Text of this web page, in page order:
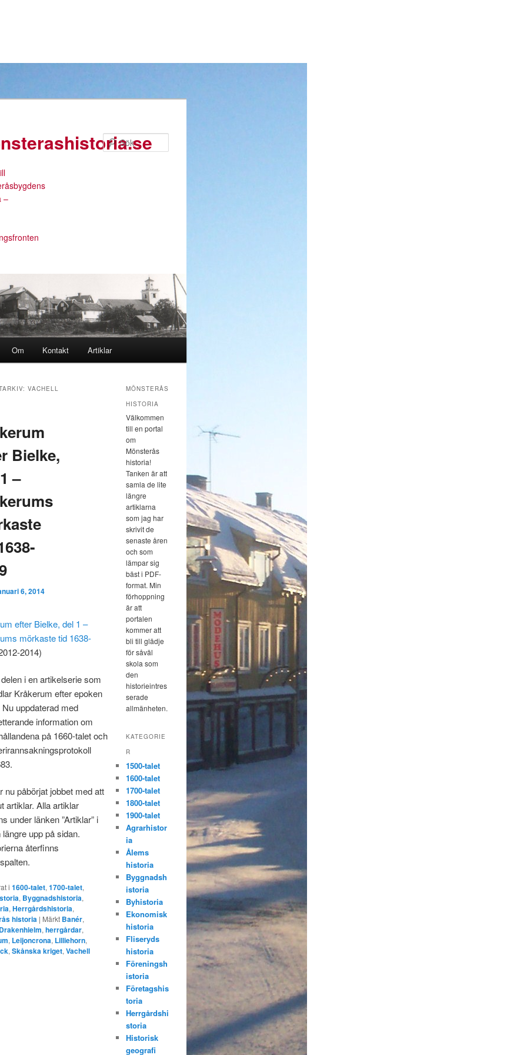
–
till huvudinnehåll
till sekundärt innehåll
Om Kontakt Artiklar
VACHELL
Bielke,
–
6, 2014
efter Bielke, del 1 –
mörkaste tid 1638-
2014)
i en artikelserie som
Kråkerum efter epoken
Nu uppdaterad med
information om
på 1660-talet och
nu påbörjat jobbet med att
artiklar. Alla artiklar
under länken ”Artiklar” i
upp på sidan.
återfinns
i 1600-talet,1700-talet,
, Byggnadshistoria,
,Herrgårdshistoria,
historia | Märkt Banér,
Drakenhielm,herrgårdar,
, Leijoncrona, Lilliehorn,
,Skånska kriget,Vachell
MÖNSTERÅS
HISTORIA
Välkommen
till en portal
om
Mönsterås
historia!
Tanken är att
samla de lite
längre
artiklarna
som jag har
skrivit de
senaste åren
och som
lämpar sig
bäst i PDF-
format. Min
förhoppning
är att
portalen
kommer att
bli till glädje
för såväl
skola som
den
historieintres
serade
allmänheten.
KATEGORIE
R
1500-talet
1600-talet
1700-talet
1800-talet
1900-talet
Agrarhistor
ia
Ålems
historia
Byggnadsh
istoria
Byhistoria
Ekonomisk
historia
Fliseryds
historia
Föreningsh
istoria
Företagshis
toria
Herrgårdshi
storia
Historisk
geografi